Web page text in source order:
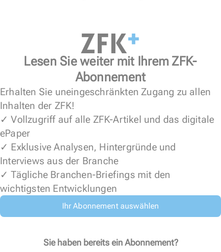
Lesen Sie weiter mit Ihrem ZFK-
Abonnement
Erhalten Sie uneingeschränkten Zugang zu allen
Inhalten der ZFK!
✓ Vollzugriff auf alle ZFK-Artikel und das digitale
ePaper
✓ Exklusive Analysen, Hintergründe und
Interviews aus der Branche
✓ Tägliche Branchen-Briefings mit den
wichtigsten Entwicklungen
Ihr Abonnement auswählen
Sie haben bereits ein Abonnement?